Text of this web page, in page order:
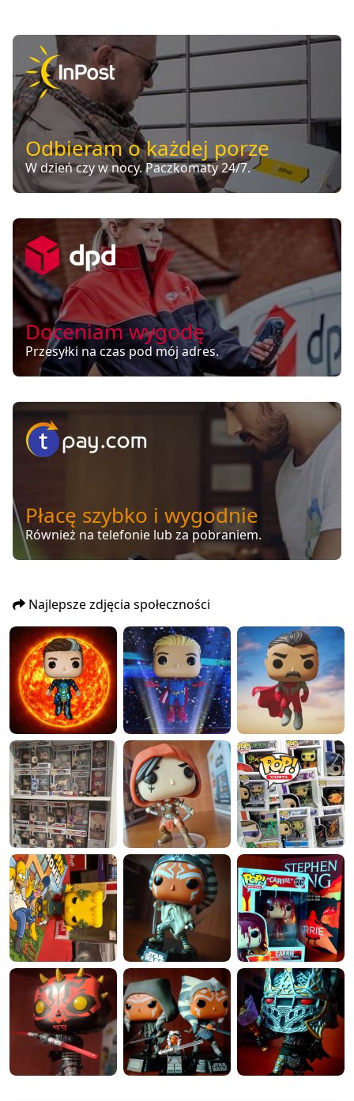
Odbieram o każdej porze
W dzień czy w nocy. Paczkomaty 24/7.
Doceniam wygodę
Przesyłki na czas pod mój adres.
Płacę szybko i wygodnie
Również na telefonie lub za pobraniem.
Najlepsze zdjęcia społeczności